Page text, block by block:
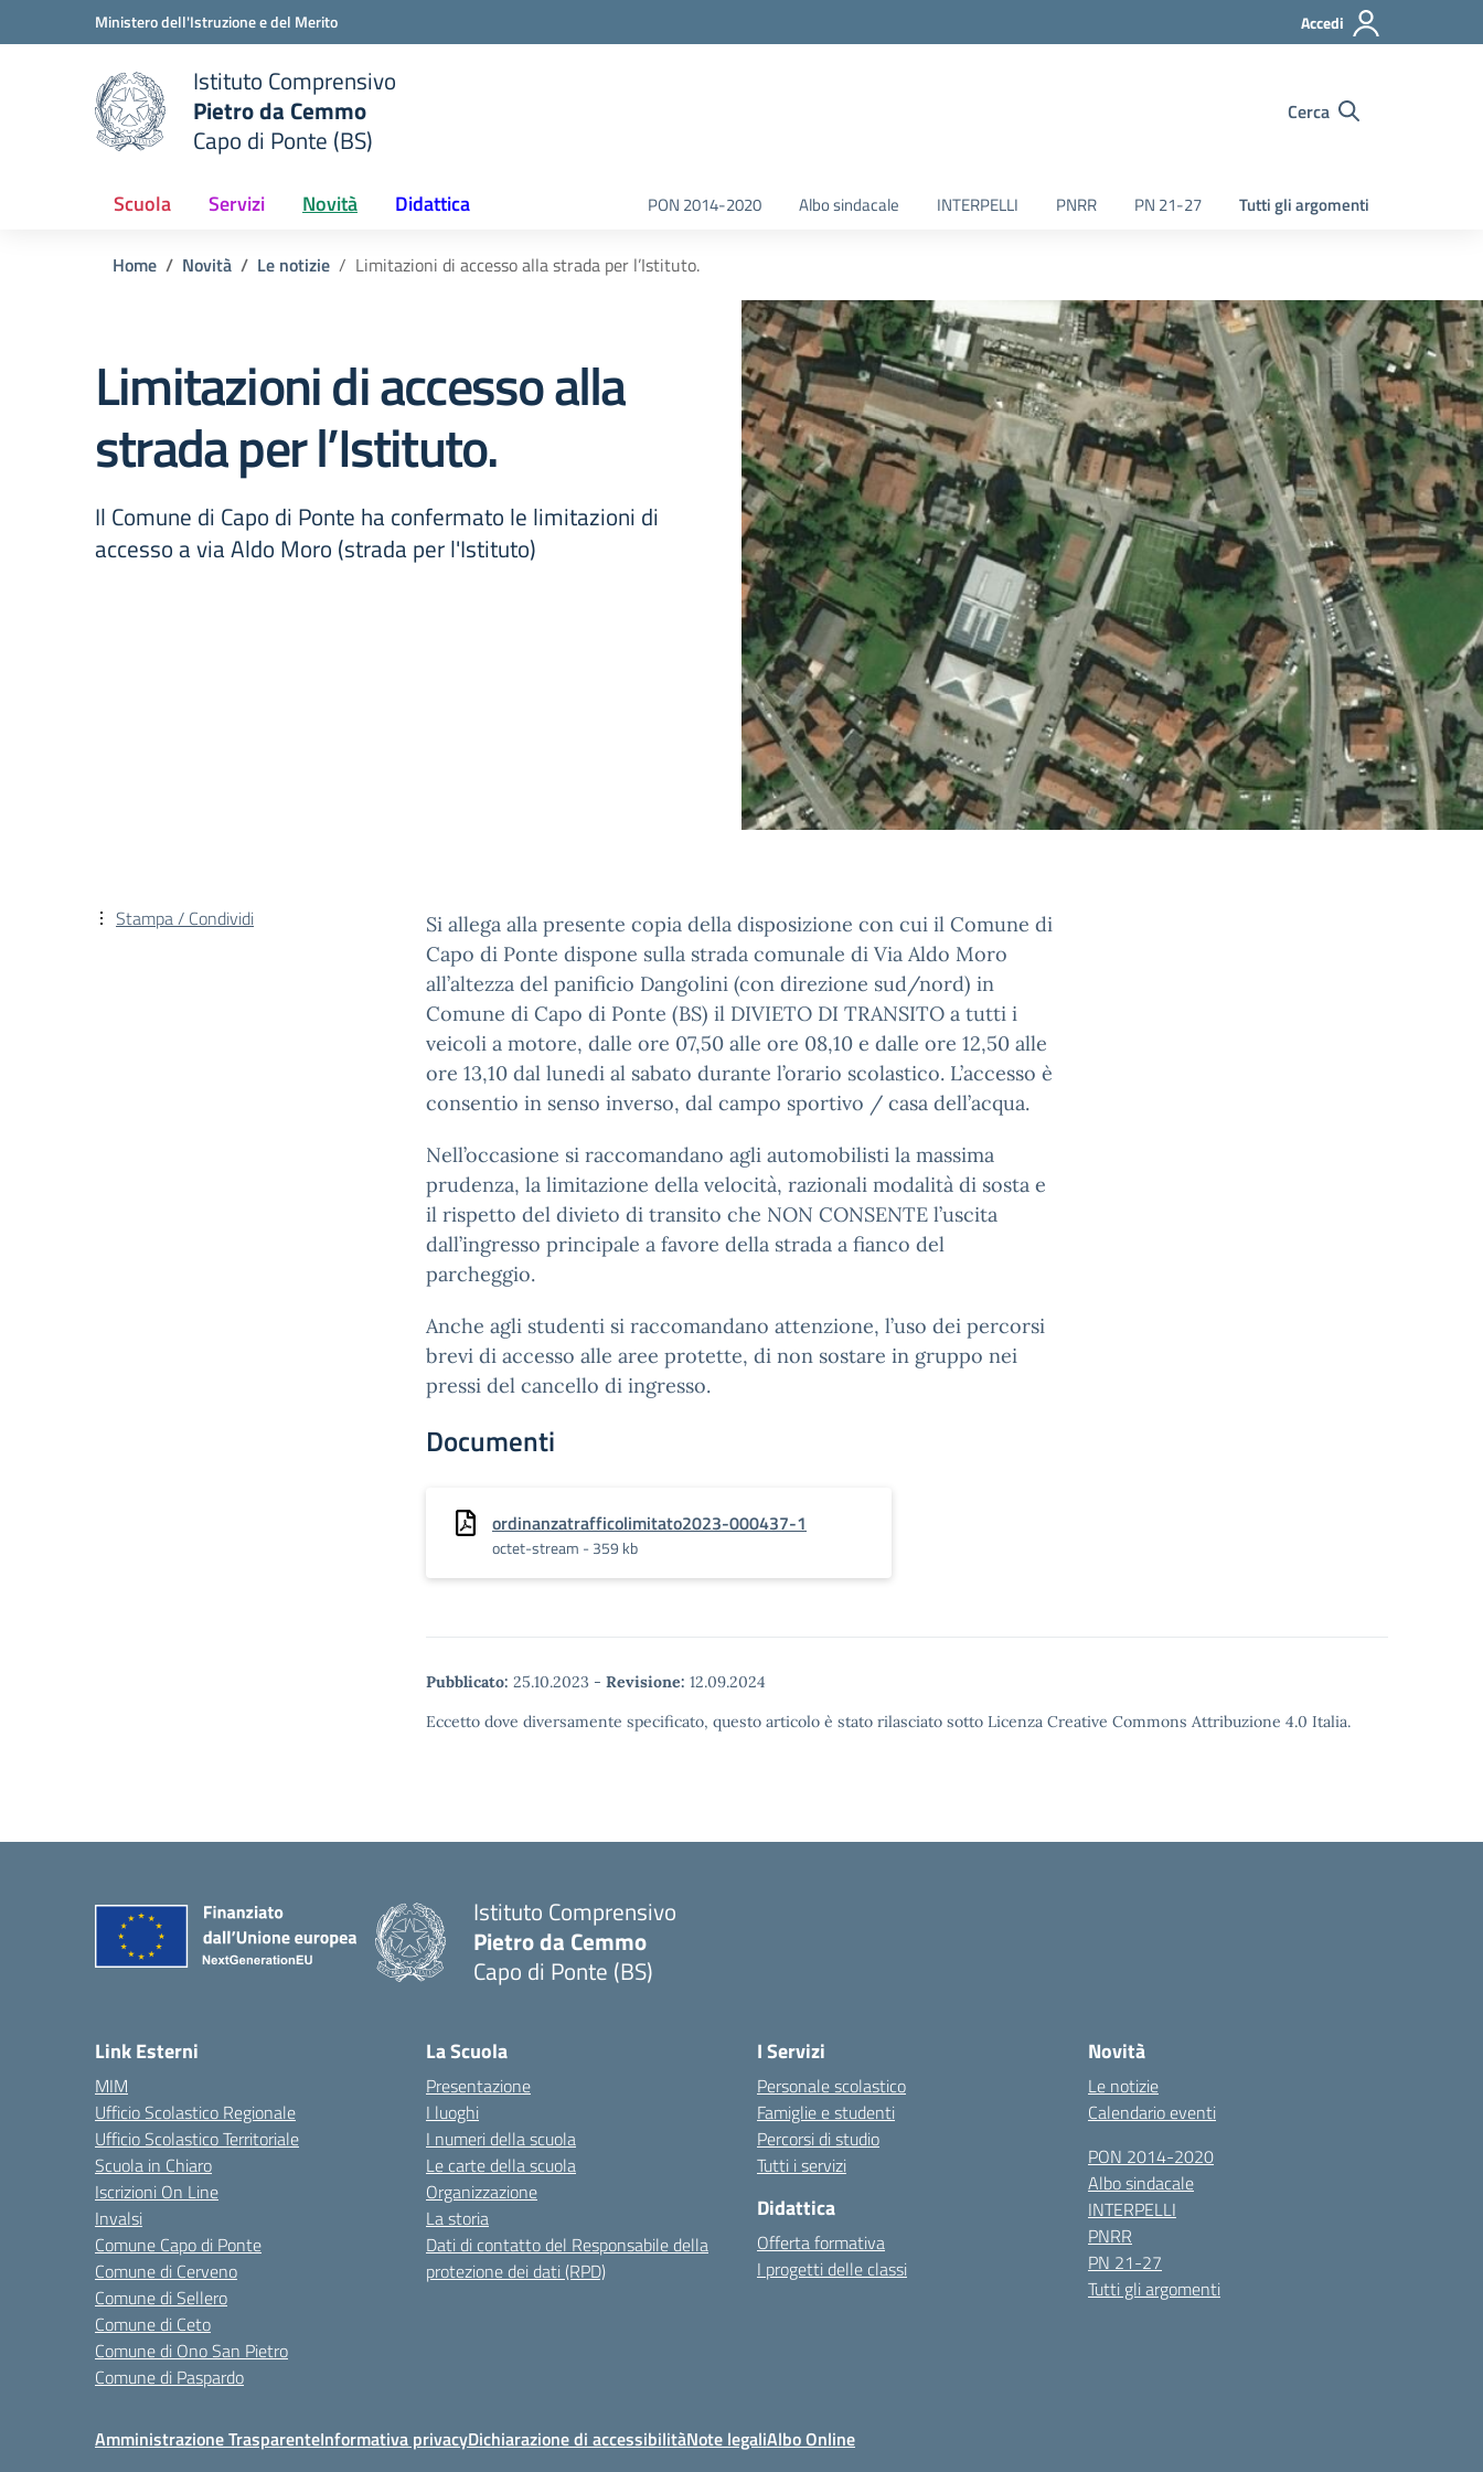
Vai ai contenuti
Vai al menu di navigazioneMinistero dell'Istruzione e del Merito Accedi
scuola
Istituto Comprensivo
Pietro da Cemmo
Capo di Ponte (BS)
Cerca
Scuola Servizi Novità Didattica PON 2014-2020 Albo sindacale INTERPELLI PNRR PN 21-27 Tutti gli argomenti
Home Novità Le notizie Limitazioni di accesso alla strada per l’Istituto.
Limitazioni di accesso alla
strada per l’Istituto.
Il Comune di Capo di Ponte ha confermato le limitazioni di
accesso a via Aldo Moro (strada per l'Istituto)
Si allega alla presente copia della disposizione con cui il Comune di
Capo di Ponte dispone sulla strada comunale di Via Aldo Moro
all’altezza del panificio Dangolini (con direzione sud/nord) in
Comune di Capo di Ponte (BS) il DIVIETO DI TRANSITO a tutti i
veicoli a motore, dalle ore 07,50 alle ore 08,10 e dalle ore 12,50 alle
ore 13,10 dal lunedi al sabato durante l’orario scolastico. L’accesso è
consentio in senso inverso, dal campo sportivo / casa dell’acqua.
Nell’occasione si raccomandano agli automobilisti la massima
prudenza, la limitazione della velocità, razionali modalità di sosta e
il rispetto del divieto di transito che NON CONSENTE l’uscita
dall’ingresso principale a favore della strada a fianco del
parcheggio.
Anche agli studenti si raccomandano attenzione, l’uso dei percorsi
brevi di accesso alle aree protette, di non sostare in gruppo nei
pressi del cancello di ingresso.
Documenti
ordinanzatrafficolimitato2023-000437-1
octet-stream - 359 kb
Pubblicato: 25.10.2023 - Revisione: 12.09.2024
Eccetto dove diversamente specificato, questo articolo è stato rilasciato sotto Licenza Creative Commons Attribuzione 4.0 Italia.
Stampa / Condividi
Istituto Comprensivo
Pietro da Cemmo
Capo di Ponte (BS)
Link Esterni
MIM
Ufficio Scolastico Regionale
Ufficio Scolastico Territoriale
Scuola in Chiaro
Iscrizioni On Line
Invalsi
Comune Capo di Ponte
Comune di Cerveno
Comune di Sellero
Comune di Ceto
Comune di Ono San Pietro
Comune di Paspardo
La Scuola
Presentazione
I luoghi
I numeri della scuola
Le carte della scuola
Organizzazione
La storia
Dati di contatto del Responsabile della
protezione dei dati (RPD)
I Servizi
Personale scolastico
Famiglie e studenti
Percorsi di studio
Tutti i servizi
Didattica
Offerta formativa
I progetti delle classi
Novità
Le notizie
Calendario eventi
PON 2014-2020
Albo sindacale
INTERPELLI
PNRR
PN 21-27
Tutti gli argomenti
Amministrazione TrasparenteInformativa privacyDichiarazione di accessibilitàNote legaliAlbo Online